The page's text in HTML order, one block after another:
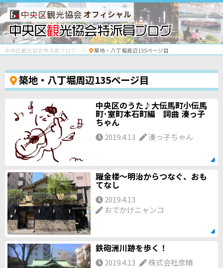
オフィシャル
中央区観光協会特派員ブログ 築地・八丁堀周辺135ページ目
築地・八丁堀周辺135ページ目
中央区のうた♪大伝馬町小伝馬
町･室町本石町編 詞曲 湊っ子
ちゃん
2019.4.13 湊っ子ちゃん
躍金楼～明治からつなぐ、おも
てなし
2019.4.13
おでかけニャンコ
鉄砲洲川跡を歩く！
2019.4.13 株式会社彦晴